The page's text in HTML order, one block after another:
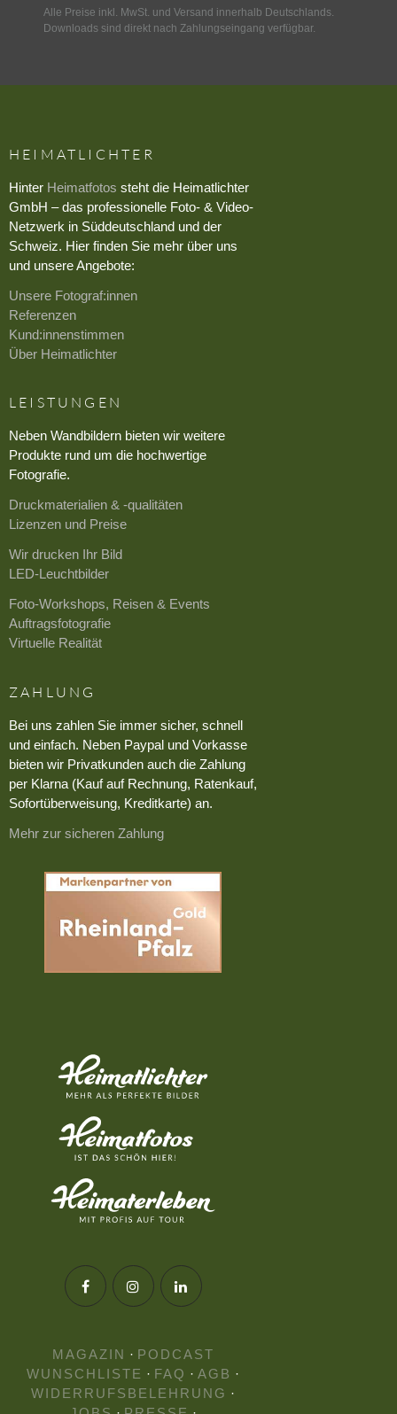
Alle Preise inkl. MwSt. und Versand innerhalb Deutschlands.
Downloads sind direkt nach Zahlungseingang verfügbar.
HEIMATLICHTER
Hinter Heimatfotos steht die Heimatlichter
GmbH – das professionelle Foto- & Video-
Netzwerk in Süddeutschland und der
Schweiz. Hier finden Sie mehr über uns
und unsere Angebote:
Unsere Fotograf:innen
Referenzen
Kund:innenstimmen
Über Heimatlichter
LEISTUNGEN
Neben Wandbildern bieten wir weitere
Produkte rund um die hochwertige
Fotografie.
Druckmaterialien & -qualitäten
Lizenzen und Preise
Wir drucken Ihr Bild
LED-Leuchtbilder
Foto-Workshops, Reisen & Events
Auftragsfotografie
Virtuelle Realität
ZAHLUNG
Bei uns zahlen Sie immer sicher, schnell
und einfach. Neben Paypal und Vorkasse
bieten wir Privatkunden auch die Zahlung
per Klarna (Kauf auf Rechnung, Ratenkauf,
Sofortüberweisung, Kreditkarte) an.
Mehr zur sicheren Zahlung
MAGAZIN · PODCAST
WUNSCHLISTE · FAQ · AGB ·
WIDERRUFSBELEHRUNG ·